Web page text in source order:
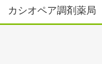
カシオペア調剤薬局